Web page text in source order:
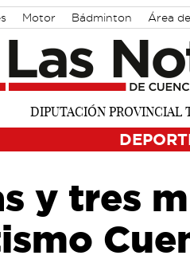
Motor Bádminton Área
y tres